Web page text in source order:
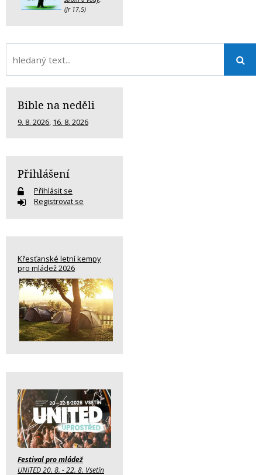
(Jr 17,5)
Bible na neděli
9. 8. 2026, 16. 8. 2026
Přihlášení
Přihlásit se
Registrovat se
Křesťanské letní kempy
pro mládež 2026
Festival pro mládež
UNITED 20. 8. - 22. 8. Vsetín